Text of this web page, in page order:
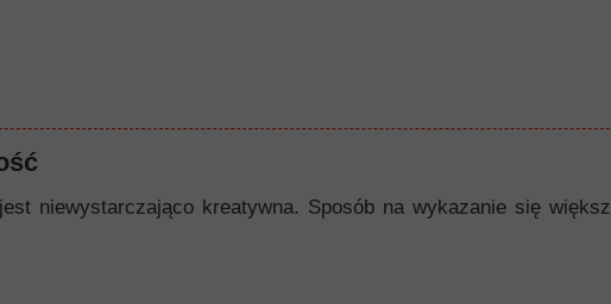
niewystarczająco kreatywna. Sposób na wykazanie się